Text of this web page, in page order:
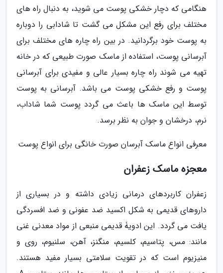
هنگامی که دچار خشکی پوست می شوید، به دنبال راه های
مختلف برای رفع این مشکل می گشت تا شادابی را دوباره
به پوست خود برگردانید. در بین راه چاره های مختلف برای
آبرسانی پوست، استفاده از ماسک صورت طبیعی که در خانه
تهیه می شوند راه چاره بسیار عالی و مفیدی برای آبرسانی
پوست و رفع خشکی پوست می باشد. آبرسانی به پوست
توسط این ماسک ها باعث می گردد پوست شما شاداب،
نرم، درخشان و جوان به نظر برسد.
معرفی انواع ماسک آبرسان صورت خانگی برای انواع پوست
معجزه ماسک زعفران
زعفران کاربردهای درمانی زیادی داشته و در بسیاری از
داروهای قدیمی به شکل اکسید ضد عفونی و ضد افسردگی
یافت می گردد. این ادویۀ قدیمی منبعی از مواد معدنی غنی
مانند: مس، پتاسیم، کلسیم، منگنز، آهن، سلنیوم، روی و
منیزیوم است که در تقویت سلامتی بسیار مفید هستند.